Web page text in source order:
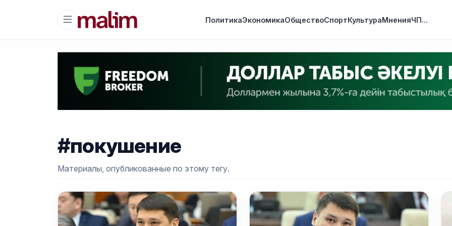
ПолитикаЭкономикаОбществоСпортКультураМненияЧП...
#покушение
Материалы, опубликованные по этому тегу.